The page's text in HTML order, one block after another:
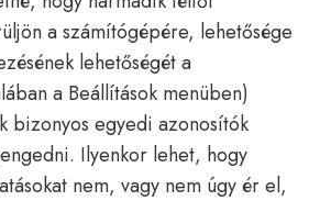
a számítógépére, lehetősége
lehetőségét a
a Beállítások menüben)
bizonyos egyedi azonosítók
Ilyenkor lehet, hogy
nem, vagy nem úgy ér el,